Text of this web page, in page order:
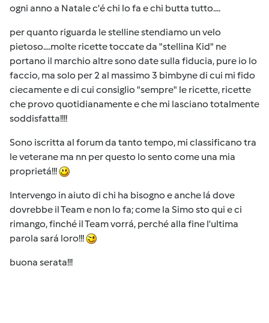
ogni anno a Natale c'é chi lo fa e chi butta tutto....
per quanto riguarda le stelline stendiamo un velo
pietoso....molte ricette toccate da "stellina Kid" ne
portano il marchio altre sono date sulla fiducia, pure io lo
faccio, ma solo per 2 al massimo 3 bimbyne di cui mi fido
ciecamente e di cui consiglio "sempre" le ricette, ricette
che provo quotidianamente e che mi lasciano totalmente
soddisfatta!!!!
Sono iscritta al forum da tanto tempo, mi classificano tra
le veterane ma nn per questo lo sento come una mia
proprietá!!!
Intervengo in aiuto di chi ha bisogno e anche lá dove
dovrebbe il Team e non lo fa; come la Simo sto qui e ci
rimango, finché il Team vorrá, perché alla fine l'ultima
parola sará loro!!!
buona serata!!!